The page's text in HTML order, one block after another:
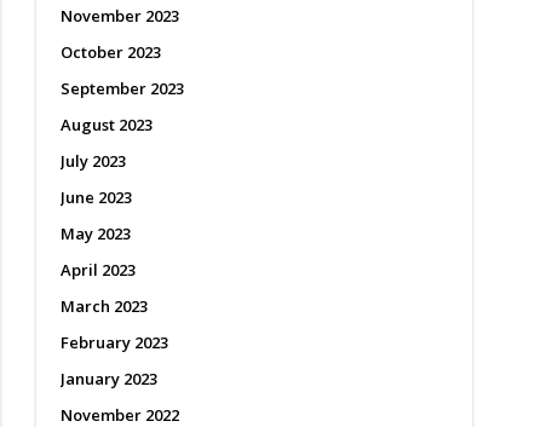
November 2023
October 2023
September 2023
August 2023
July 2023
June 2023
May 2023
April 2023
March 2023
February 2023
January 2023
November 2022